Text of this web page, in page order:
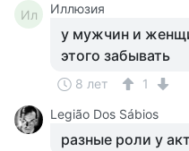
Ил Иллюзия
у мужчин и
этого забывать
8 лет
1
Legião Dos Sábios
разные роли у